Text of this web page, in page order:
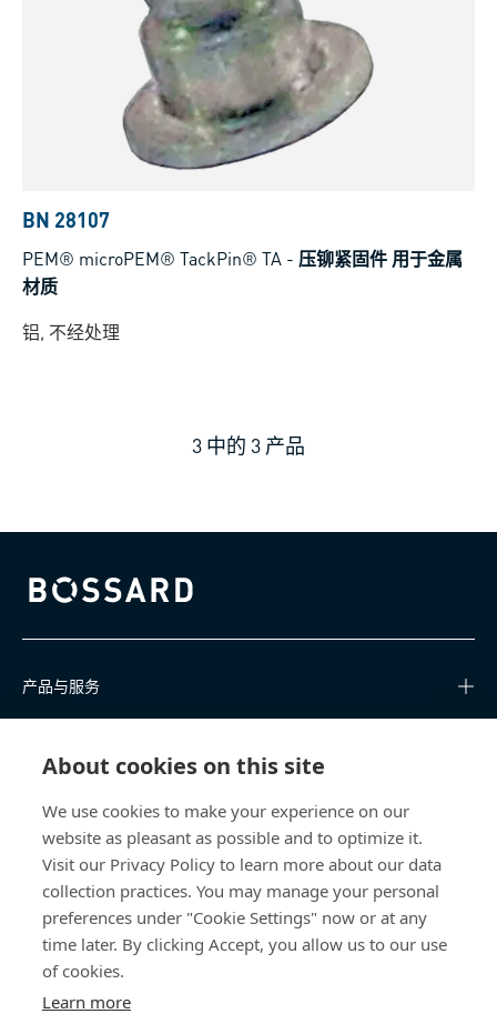
About cookies on this site
We use cookies to make your experience on our
website as pleasant as possible and to optimize it.
Visit our Privacy Policy to learn more about our data
collection practices. You may manage your personal
preferences under "Cookie Settings" now or at any
time later. By clicking Accept, you allow us to our use
of cookies.
Learn more
BN 28107
PEM® microPEM® TackPin® TA - 压铆紧固件 用于金属
材质
铝, 不经处理
3 中的 3 产品
Bossard homepage
产品与服务
关于我们
联系我们
china@bossard.com